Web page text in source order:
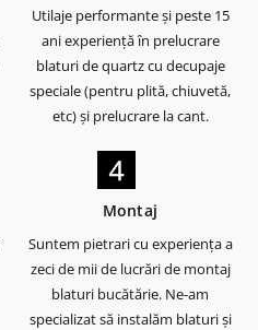
Utilaje performante și peste 15
ani experiență în prelucrare
blaturi de quartz cu decupaje
speciale (pentru plită, chiuvetă,
etc) și prelucrare la cant.
Montaj
Suntem pietrari cu experiența a
zeci de mii de lucrări de montaj
blaturi bucătărie. Ne-am
specializat să instalăm blaturi și